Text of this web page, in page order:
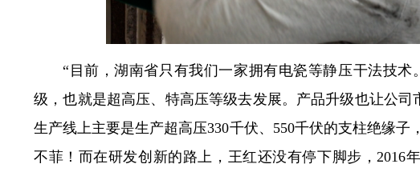
“目前，湖南省只有我们一家拥有电瓷等静压干法技
级，也就是超高压、特高压等级去发展。产品升级也让公
生产线上主要是生产超高压330千伏、550千伏的支柱绝缘子
不菲！而在研发创新的路上，王红还没有停下脚步，2016